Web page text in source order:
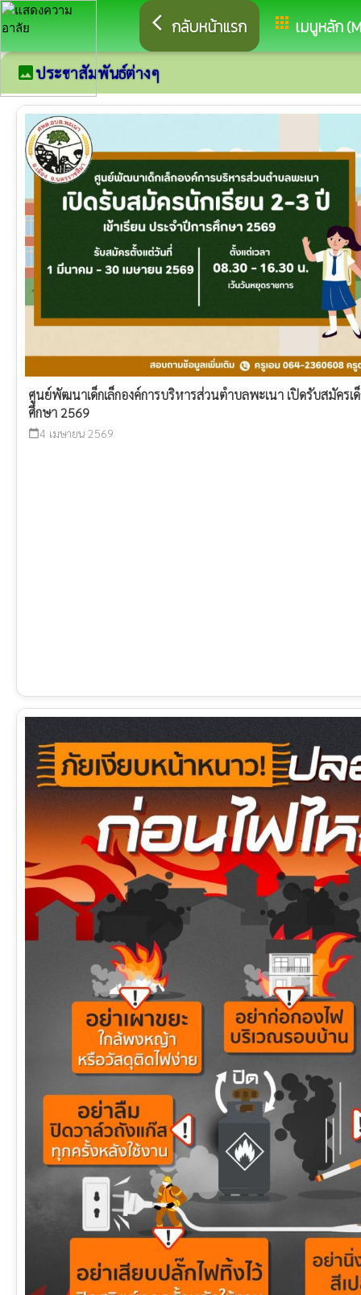
arrow_back_ios กลับหน้าแรก apps เมนูหลัก
imageประชาสัมพันธ์ต่างๆ
ศูนย์พัฒนาเด็กเล็กองค์การบริหารส่วนตำบลพะเนา เปิดรับสมัครเ
ศึกษา 2569
calendar_today4 เมษายน 2569